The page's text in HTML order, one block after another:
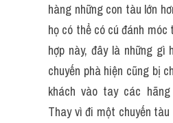
hàng những con tàu lớn
họ có thể có cú đánh
hợp này, đây là những gì
chuyến phà hiện cũng bị
khách vào tay các
Thay vì đi một chuyến